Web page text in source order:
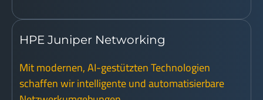
HPE Juniper Networking
Mit modernen, AI-gestützten Technologien
schaffen wir intelligente und automatisierbare